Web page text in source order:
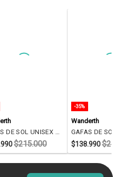
GAFAS DE SOL UNISEX WANDTHER FILTRO UV400 CON LENTES POLARIZADOS NEGRO-AZUL-WD73705
$215.000
-35%
Wanderth
$138.990